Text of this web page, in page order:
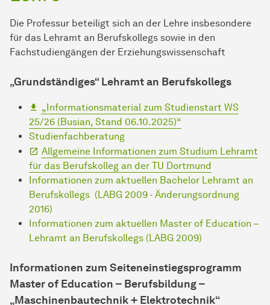
Die Professur beteiligt sich an der Lehre insbesondere
für das Lehramt an Berufskollegs sowie in den
Fachstudiengängen der Erziehungswissenschaft
„Grundständiges“ Lehramt an Berufskollegs
„Informationsmaterial zum Studienstart WS
25/26 (Busian, Stand 06.10.2025)“
Studienfachberatung
Allgemeine Informationen zum Studium Lehramt
für das Berufskolleg an der TU Dortmund
Informationen zum aktuellen Bachelor Lehramt an
Berufskollegs (LABG 2009 - Änderungsordnung
2016)
Informationen zum aktuellen Master of Education –
Lehramt an Berufskollegs (LABG 2009)
Informationen zum Seiteneinstiegsprogramm
Master of Education – Berufsbildung –
„Maschinenbautechnik + Elektrotechnik“